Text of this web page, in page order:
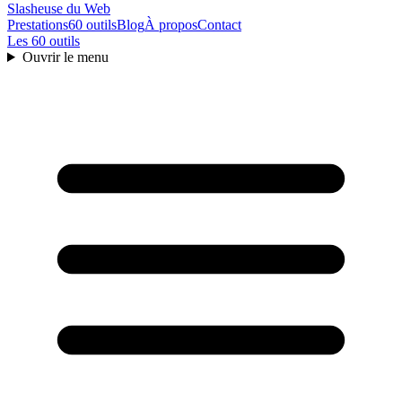
Slasheuse du Web
Prestations60 outilsBlogÀ proposContact
Les 60 outils
Ouvrir le menu